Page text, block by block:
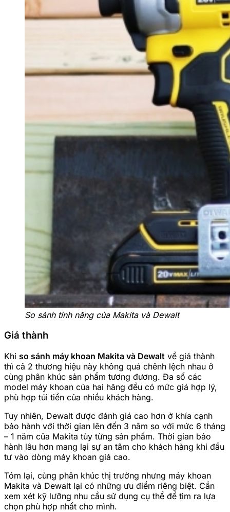
So sánh tính năng của Makita và Dewalt
Giá thành
Khi so sánh máy khoan Makita và Dewalt về giá thành
thì cả 2 thương hiệu này không quá chênh lệch nhau ở
cùng phân khúc sản phẩm tương đương. Đa số các
model máy khoan của hai hãng đều có mức giá hợp lý,
phù hợp túi tiền của nhiều khách hàng.
Tuy nhiên, Dewalt được đánh giá cao hơn ở khía cạnh
bảo hành với thời gian lên đến 3 năm so với mức 6 tháng
– 1 năm của Makita tùy từng sản phẩm. Thời gian bảo
hành lâu hơn mang lại sự an tâm cho khách hàng khi đầu
tư vào dòng máy khoan giá cao.
Tóm lại, cùng phân khúc thị trường nhưng máy khoan
Makita và Dewalt lại có những ưu điểm riêng biệt. Cần
xem xét kỹ lưỡng nhu cầu sử dụng cụ thể để tìm ra lựa
chọn phù hợp nhất cho mình.